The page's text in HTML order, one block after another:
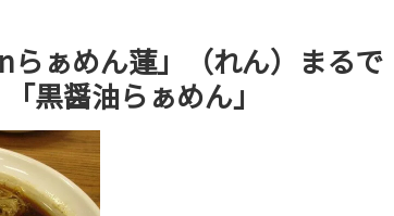
らぁめん蓮」（れん）まるで
黒醤油らぁめん」